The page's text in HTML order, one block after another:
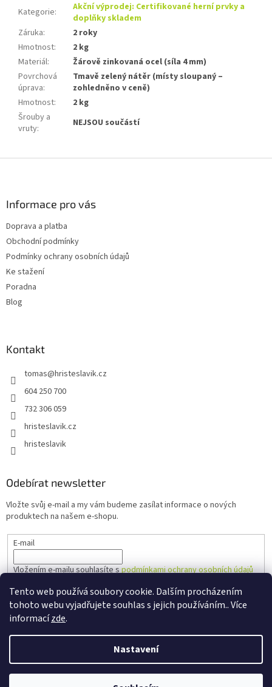
Tento web používá soubory cookie. Dalším procházením
tohoto webu vyjadřujete souhlas s jejich používáním.. Více
informacízde.
Nastavení
Kategorie:
Akční výprodej: Certifikované herní prvky a
doplňky skladem
Záruka:
2 roky
Hmotnost:
2 kg
Materiál:
Žárově zinkovaná ocel (síla 4 mm)
Povrchová
úprava:
Tmavě zelený nátěr (místy sloupaný –
zohledněno v ceně)
Hmotnost:
2 kg
Šrouby a
vruty: NEJSOU součástí
Informace pro vás
Doprava a platba
Obchodní podmínky
Podmínky ochrany osobních údajů
Ke stažení
Poradna
Blog
Kontakt
tomas@hristeslavik.cz
604 250 700
732 306 059
hristeslavik.cz
hristeslavik
Odebírat newsletter
Vložte svůj e-mail a my vám budeme zasílat informace o nových
produktech na našem e-shopu.
E-mail
Vložením e-mailu souhlasíte spodmínkami ochrany osobních údajů
PŘIHLÁSIT SE
Vytvořil Shoptet